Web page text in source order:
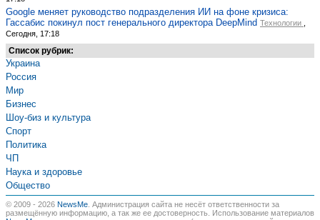
Google меняет руководство подразделения ИИ на фоне кризиса:
Гассабис покинул пост генерального директора DeepMind Технологии
Сегодня, 17:18
Список рубрик:
Украина
Россия
Мир
Бизнес
Шоу-биз и культура
Спорт
Политика
ЧП
Наука и здоровье
Общество
© 2009 - 2026 NewsMe . Администрация сайта не несёт ответственности за
размещённую информацию, а так же ее достоверность. Использование материалов